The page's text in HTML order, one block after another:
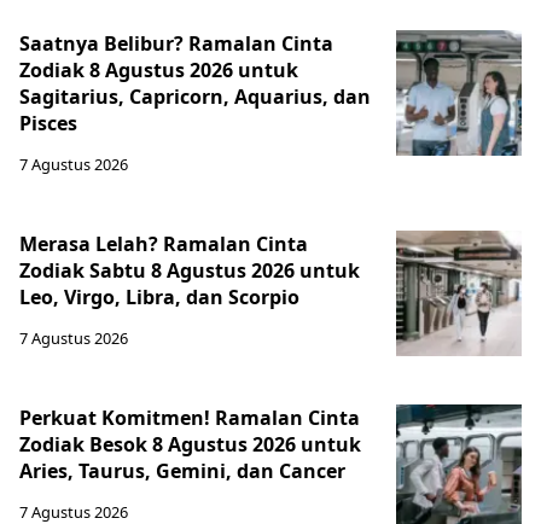
Saatnya Belibur? Ramalan Cinta
Zodiak 8 Agustus 2026 untuk
Sagitarius, Capricorn, Aquarius, dan
Pisces
7 Agustus 2026
Merasa Lelah? Ramalan Cinta
Zodiak Sabtu 8 Agustus 2026 untuk
Leo, Virgo, Libra, dan Scorpio
7 Agustus 2026
Perkuat Komitmen! Ramalan Cinta
Zodiak Besok 8 Agustus 2026 untuk
Aries, Taurus, Gemini, dan Cancer
7 Agustus 2026